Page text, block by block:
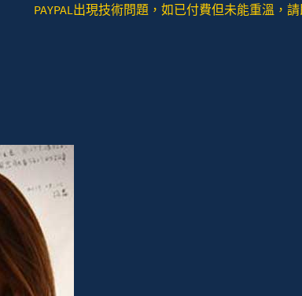
PAYPAL出現技術問題，如已付費但未能重溫，請即